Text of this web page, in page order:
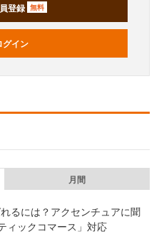
登録 無料
グイン
月間
るには？アクセンチュアに聞
ィックコマース」対応